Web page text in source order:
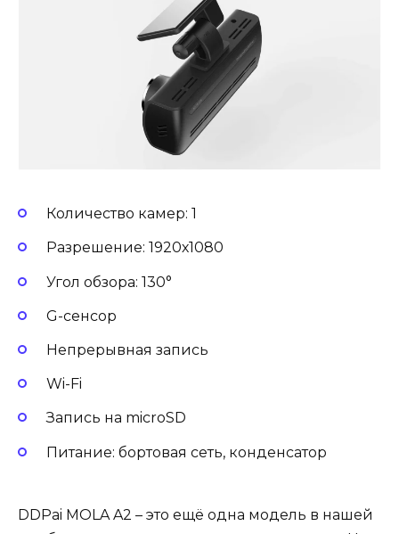
Количество камер: 1
Разрешение: 1920х1080
Угол обзора: 130°
G-сенсор
Непрерывная запись
Wi-Fi
Запись на microSD
Питание: бортовая сеть, конденсатор
DDPai MOLA A2 – это ещё одна модель в нашей